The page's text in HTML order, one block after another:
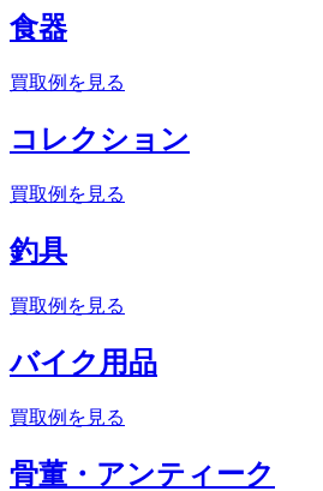
食器
買取例を見る
コレクション
買取例を見る
釣具
買取例を見る
バイク用品
買取例を見る
骨董・アンティーク